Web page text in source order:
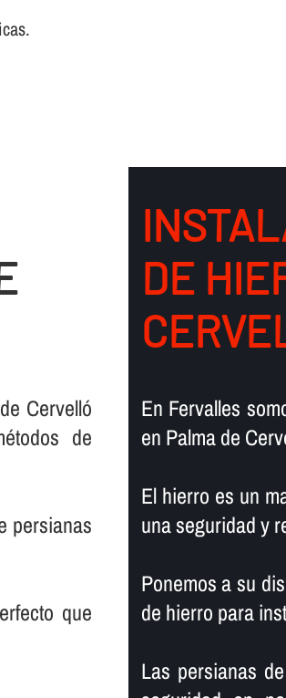
Cervelló
de
persianas
que
DE
En Fervalles
en Palma de
El hierro es un
una seguridad y
Ponemos a su
de hierro para
Las persianas